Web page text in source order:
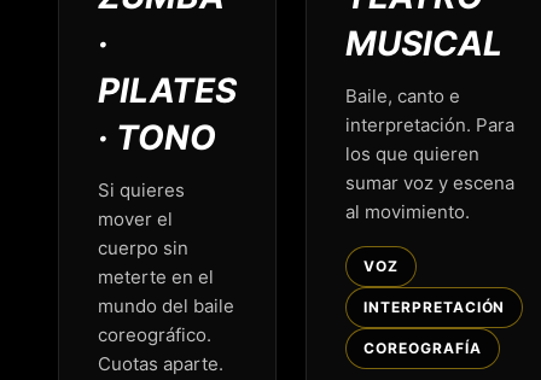
·
PILATES
· TONO
Si quieres
mover el
cuerpo sin
meterte en el
mundo del baile
coreográfico.
Cuotas aparte.
MUSICAL
Baile, canto e
interpretación. Para
los que quieren
sumar voz y escena
al movimiento.
VOZ
INTERPRETACIÓN
COREOGRAFÍA